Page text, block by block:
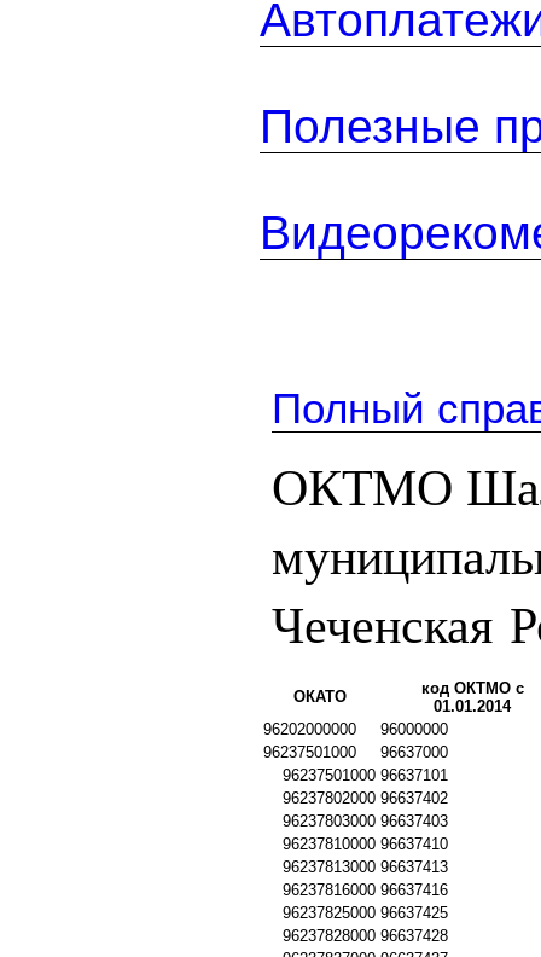
Полезные
Полный
ОКТМО
Чеченская
ОКАТО
код ОКТМО с
01.01.2014
96202000000
96000000
96237501000
96637000
96237501000 96637101
96237802000 96637402
96237803000 96637403
96237810000 96637410
96237813000 96637413
96237816000 96637416
96237825000 96637425
96237828000 96637428